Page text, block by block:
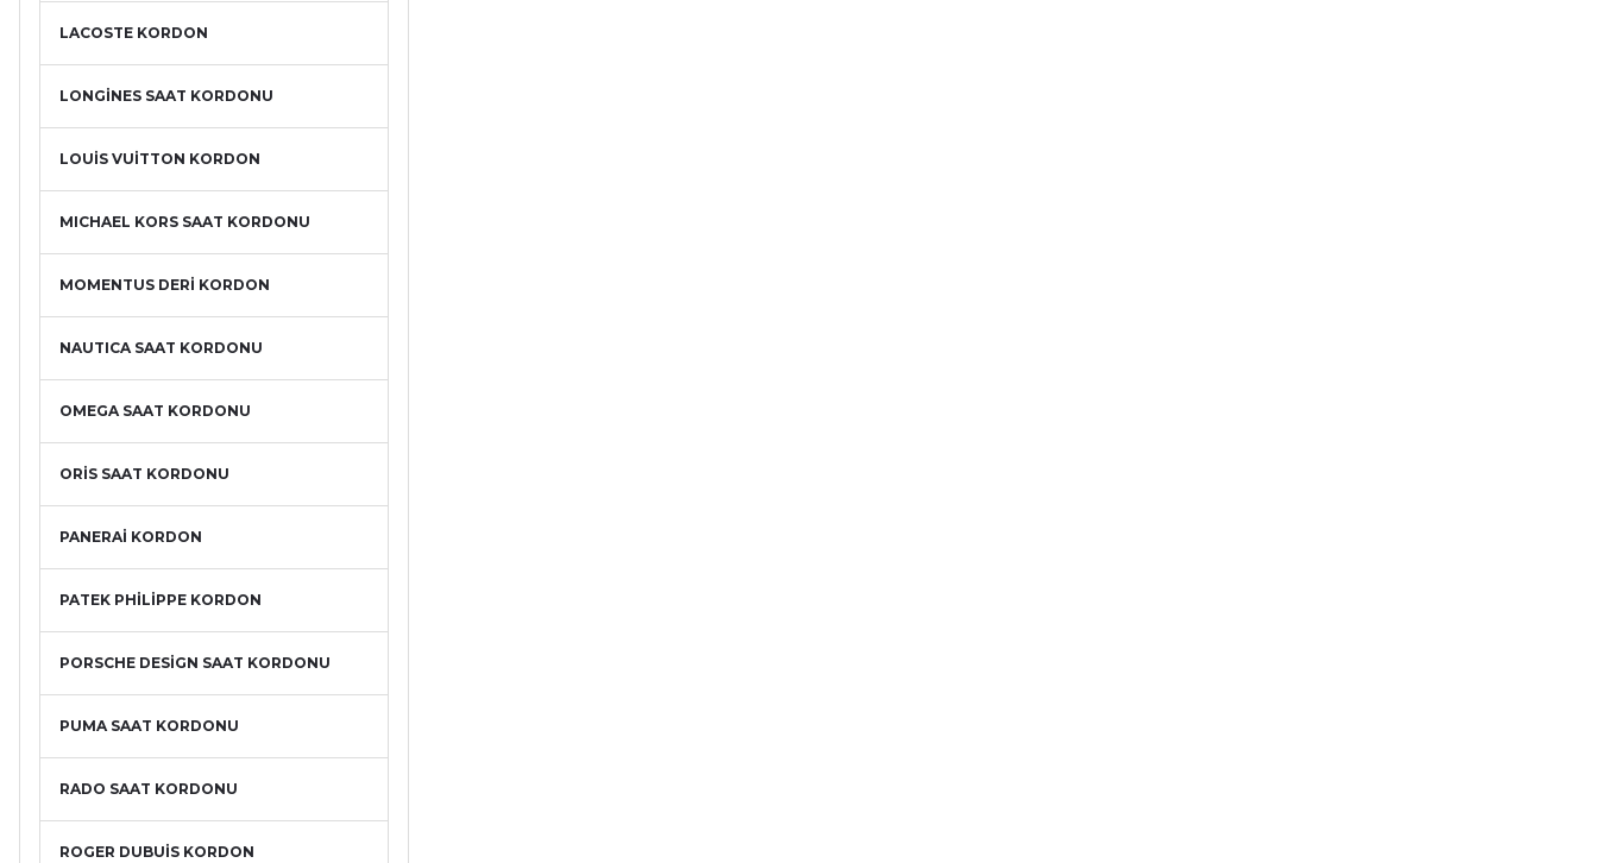
LACOSTE KORDON
LONGİNES SAAT KORDONU
LOUİS VUİTTON KORDON
MICHAEL KORS SAAT KORDONU
MOMENTUS DERİ KORDON
NAUTICA SAAT KORDONU
OMEGA SAAT KORDONU
ORİS SAAT KORDONU
PANERAİ KORDON
PATEK PHİLİPPE KORDON
PORSCHE DESİGN SAAT KORDONU
PUMA SAAT KORDONU
RADO SAAT KORDONU
ROGER DUBUİS KORDON